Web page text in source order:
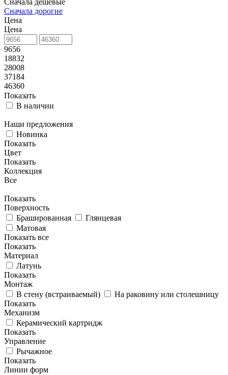
Сначала дешевые
Сначала дорогие
Цена
Цена
9656
18832
28008
37184
46360
Показать
В наличии
Наши предложения
Новинка
Показать
Цвет
Показать
Коллекция
Все
Показать
Поверхность
Брашированная
Глянцевая
Матовая
Показать все
Показать
Материал
Латунь
Показать
Монтаж
В стену (встраиваемый)
На раковину или столешницу
Показать
Механизм
Керамический картридж
Показать
Управление
Рычажное
Показать
Линии форм